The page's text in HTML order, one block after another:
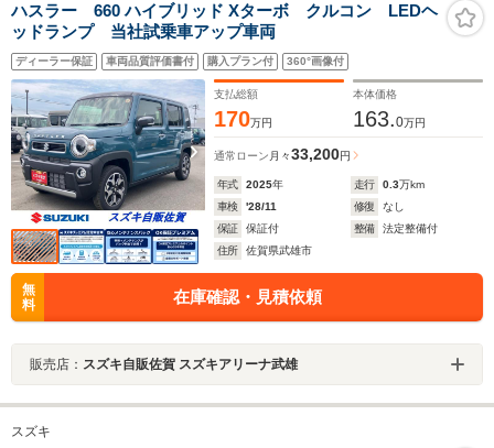
ハスラー 660 ハイブリッド Xターボ クルコン LEDヘ
ッドランプ 当社試乗車アップ車両
ディーラー保証 車両品質評価書付 購入プラン付 360°画像付
支払総額
170万円
本体価格
163.0万円
通常ローン 月々33,200円
年式 2025年 走行 0.3万km
車検
'28/11 修復
なし
保証
保証付 整備
法定整備付
住所
佐賀県武雄市
無
料
在庫確認・見積依頼
販売店： スズキ自販佐賀 スズキアリーナ武雄
スズキ